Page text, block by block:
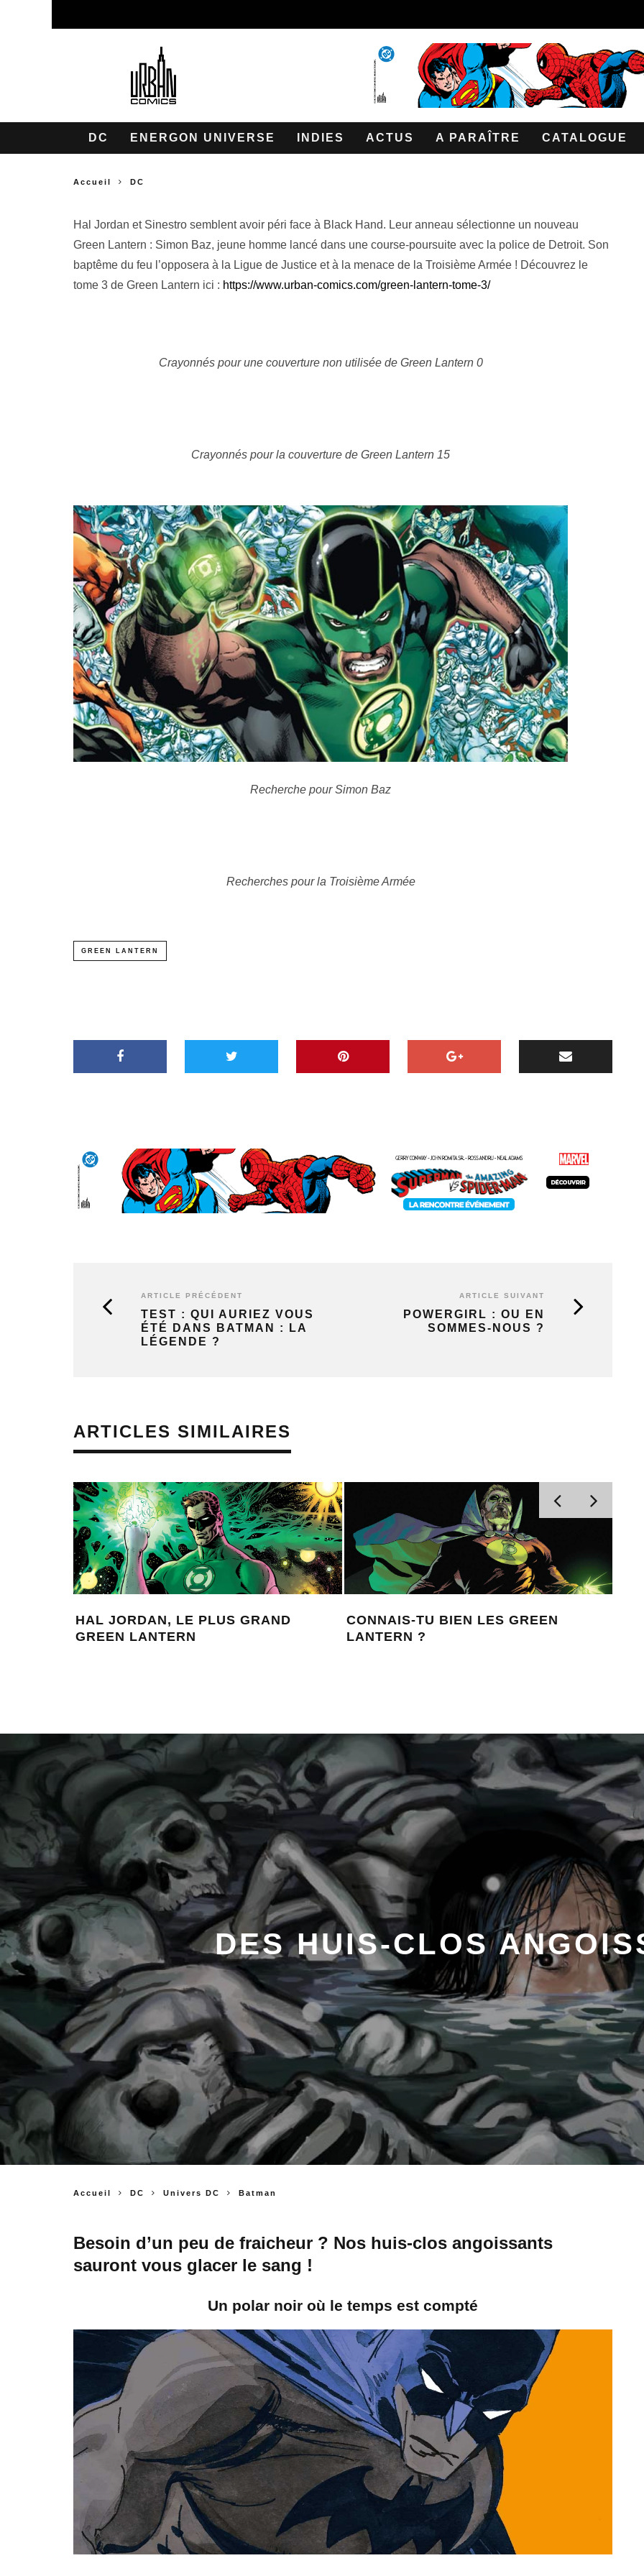
DC ENERGON UNIVERSE INDIES ACTUS A PARAÎTRE CATALOGUE
Accueil DC
Hal Jordan et Sinestro semblent avoir péri face à Black Hand. Leur anneau sélectionne un nouveau
Green Lantern : Simon Baz, jeune homme lancé dans une course-poursuite avec la police de Detroit. Son
baptême du feu l’opposera à la Ligue de Justice et à la menace de la Troisième Armée ! Découvrez le
tome 3 de Green Lantern ici : https://www.urban-comics.com/green-lantern-tome-3/
Crayonnés pour une couverture non utilisée de Green Lantern 0
Crayonnés pour la couverture de Green Lantern 15
Recherche pour Simon Baz
Recherches pour la Troisième Armée
GREEN LANTERN
ARTICLE PRÉCÉDENT
TEST : QUI AURIEZ VOUS
ÉTÉ DANS BATMAN : LA
LÉGENDE ?
ARTICLE SUIVANT
POWERGIRL : OU EN
SOMMES-NOUS ?
ARTICLES SIMILAIRES
HAL JORDAN, LE PLUS GRAND
GREEN LANTERN
CONNAIS-TU BIEN LES GREEN
LANTERN ?
DES HUIS-CLOS
Accueil DC Univers DC Batman
Besoin d’un peu de fraicheur ? Nos huis-clos angoissants
sauront vous glacer le sang !
Un polar noir où le temps est compté